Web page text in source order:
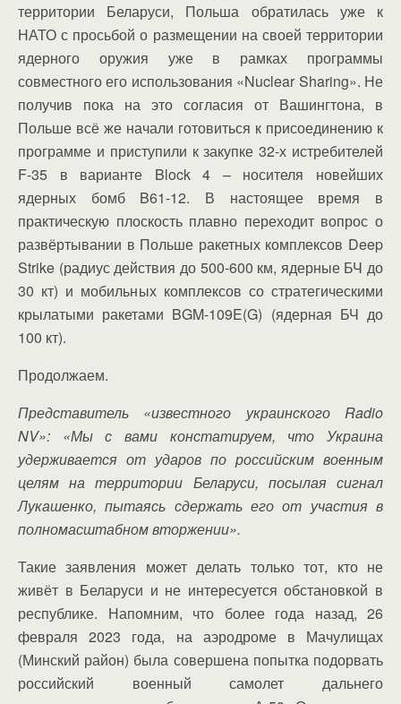
территории Беларуси, Польша обратилась уже к
НАТО с просьбой о размещении на своей территории
ядерного оружия уже в рамках программы
совместного его использования «Nuclear Sharing». Не
получив пока на это согласия от Вашингтона, в
Польше всё же начали готовиться к присоединению к
программе и приступили к закупке 32-х истребителей
F-35 в варианте Block 4 – носителя новейших
ядерных бомб B61-12. В настоящее время в
практическую плоскость плавно переходит вопрос о
развёртывании в Польше ракетных комплексов Deep
Strike (радиус действия до 500-600 км, ядерные БЧ до
30 кт) и мобильных комплексов со стратегическими
крылатыми ракетами BGM-109E(G) (ядерная БЧ до
100 кт).
Продолжаем.
Представитель «известного украинского Radio
NV»: «Мы с вами констатируем, что Украина
удерживается от ударов по российским военным
целям на территории Беларуси, посылая сигнал
Лукашенко, пытаясь сдержать его от участия в
полномасштабном вторжении».
Такие заявления может делать только тот, кто не
живёт в Беларуси и не интересуется обстановкой в
республике. Напомним, что более года назад, 26
февраля 2023 года, на аэродроме в Мачулищах
(Минский район) была совершена попытка подорвать
российский военный самолет дальнего